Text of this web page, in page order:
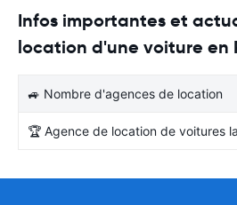
Infos importantes et
location d'une voiture en
🚙 Nombre d'agences de location
🏆 Agence de location de voitures